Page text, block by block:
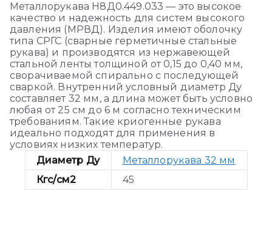
Металлорукава Н8Д0.449.033 — это высокое
качество и надежность для систем высокого
давления (МРВД). Изделия имеют оболочку
типа СРГС (сварные герметичные стальные
рукава) и производятся из нержавеющей
стальной ленты толщиной от 0,15 до 0,40 мм,
сворачиваемой спирально с последующей
сваркой. Внутренний условный диаметр Ду
составляет 32 мм, а длина может быть условно
любая от 25 см до 6 м согласно техническим
требованиям. Такие криогенные рукава
идеально подходят для применения в
условиях низких температур.
Диаметр Ду
Металлорукава 32 мм
Кгс/см2
45